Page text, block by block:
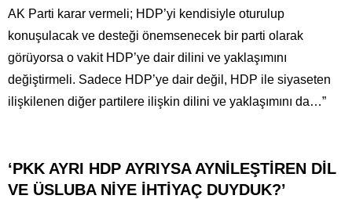
AK Parti karar vermeli; HDP’yi kendisiyle oturulup
konuşulacak ve desteği önemsenecek bir parti olarak
görüyorsa o vakit HDP’ye dair dilini ve yaklaşımını
değiştirmeli. Sadece HDP’ye dair değil, HDP ile siyaseten
ilişkilenen diğer partilere ilişkin dilini ve yaklaşımını da…”
‘PKK AYRI HDP AYRIYSA AYNİLEŞTİREN DİL
VE ÜSLUBA NİYE İHTİYAÇ DUYDUK?’